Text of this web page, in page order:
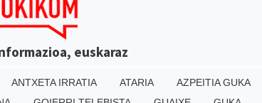
euskaraz
ANTXETA IRRATIA ATARIA AZPEITIA GUKA